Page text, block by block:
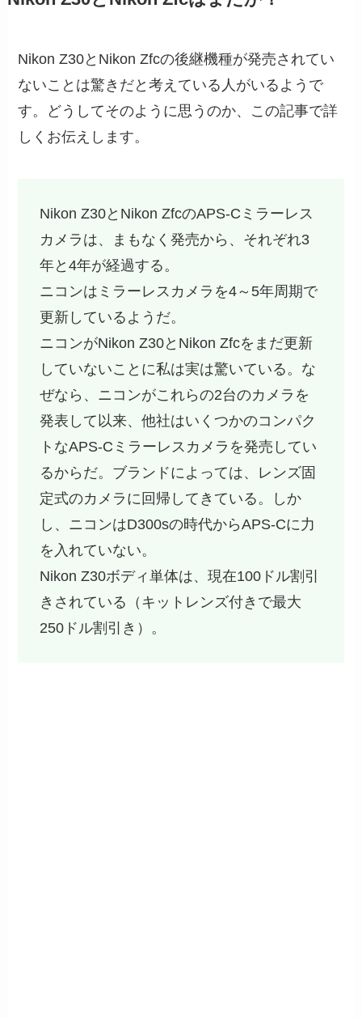
Nikon Z30とNikon Zfcの後継機種が発売されてい
ないことは驚きだと考えている人がいるようで
す。どうしてそのように思うのか、この記事で詳
しくお伝えします。
Nikon Z30とNikon ZfcのAPS-Cミラーレス
カメラは、まもなく発売から、それぞれ3
年と4年が経過する。
ニコンはミラーレスカメラを4～5年周期で
更新しているようだ。
ニコンがNikon Z30とNikon Zfcをまだ更新
していないことに私は実は驚いている。な
ぜなら、ニコンがこれらの2台のカメラを
発表して以来、他社はいくつかのコンパク
トなAPS-Cミラーレスカメラを発売してい
るからだ。ブランドによっては、レンズ固
定式のカメラに回帰してきている。しか
し、ニコンはD300sの時代からAPS-Cに力
を入れていない。
Nikon Z30ボディ単体は、現在100ドル割引
きされている（キットレンズ付きで最大
250ドル割引き）。